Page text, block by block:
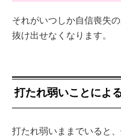
それがいつしか自信喪失
抜け出せなくなります。
打たれ弱いことによ
打たれ弱いままでいると